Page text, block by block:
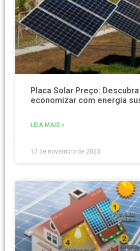
Placa Solar Preço:
economizar com energia
LEIA MAIS »
17 de novembro de 2023